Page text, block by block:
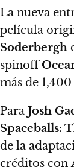
La nueva
película
Soderbergh
spinoff
más de
Para Josh
Spaceballs:
de la
créditos con